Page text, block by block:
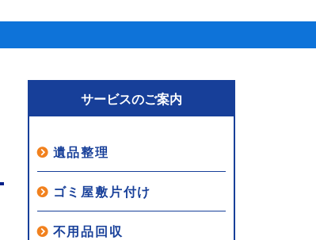
サービスのご案内
遺品整理
ゴミ屋敷片付け
不用品回収